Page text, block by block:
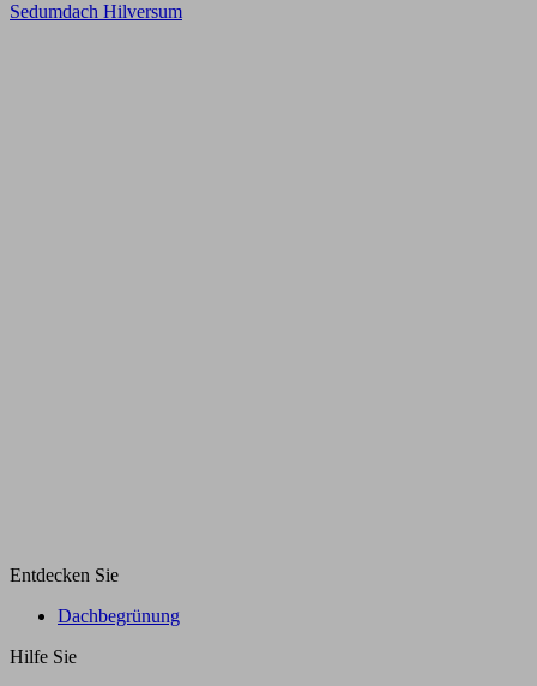
Sedumdach Hilversum
Entdecken Sie
Dachbegrünung
Hilfe Sie